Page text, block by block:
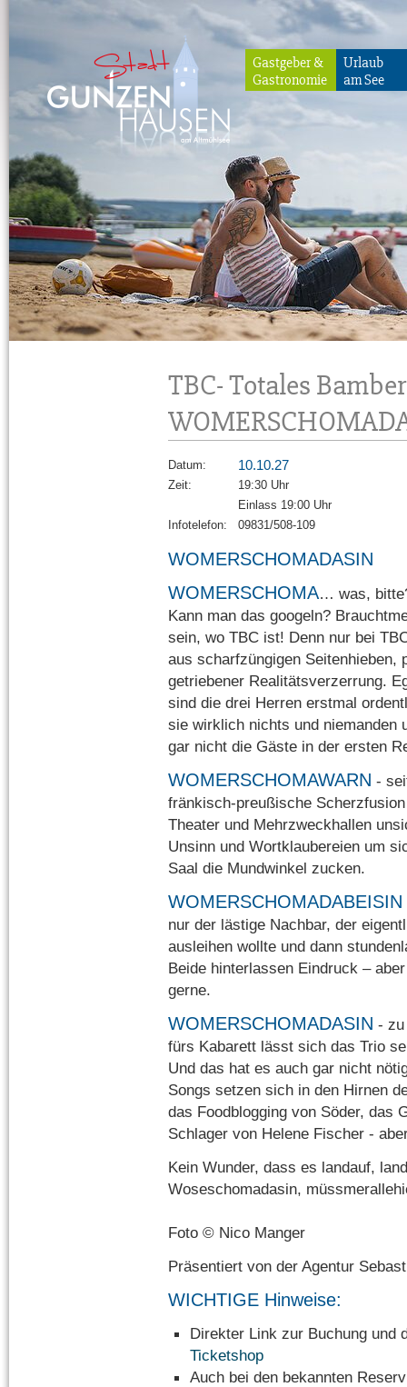
Gunzenhausen
Gastgeber &
Gastronomie
Urlaub
am See
TBC- Totales
Datum: 10.10.27
Zeit:
19:30 Uhr
Einlass 19:00 Uhr
Infotelefon: 09831/508-109
WOMERSCHOMADASIN
WOMERSCHOMA… was,
Kann man das googeln?
sein, wo TBC ist! Denn nur bei
aus scharfzüngigen Seitenhieben,
getriebener Realitätsverzerrung.
sind die drei Herren erstmal
sie wirklich nichts und niemanden
gar nicht die Gäste in der ersten
WOMERSCHOMAWARN -
fränkisch-preußische
Theater und Mehrzweckhallen
Unsinn und Wortklaubereien um
Saal die Mundwinkel zucken.
WOMERSCHOMADABEISIN
nur der lästige Nachbar, der
ausleihen wollte und dann
Beide hinterlassen Eindruck –
gerne.
WOMERSCHOMADASIN - zu
fürs Kabarett lässt sich das Trio
Und das hat es auch gar nicht
Songs setzen sich in den Hirnen
das Foodblogging von Söder, das
Schlager von Helene Fischer -
Kein Wunder, dass es landauf,
Woseschomadasin,
Foto © Nico Manger
Präsentiert von der Agentur
WICHTIGE Hinweise:
Direkter Link zur Buchung
Ticketshop
Auch bei den bekannten